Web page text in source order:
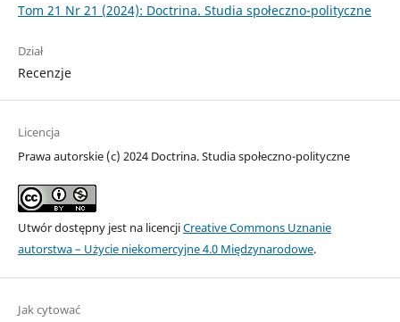
Tom 21 Nr 21 (2024): Doctrina. Studia społeczno-polityczne
Dział
Recenzje
Licencja
Prawa autorskie (c) 2024 Doctrina. Studia społeczno-polityczne
Utwór dostępny jest na licencjiCreative Commons Uznanie
autorstwa – Użycie niekomercyjne 4.0 Międzynarodowe.
Jak cytować